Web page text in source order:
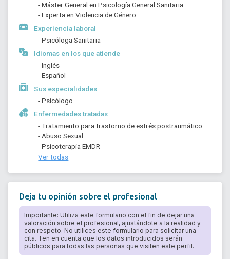
- Máster General en Psicología General Sanitaria
- Experta en Violencia de Género
Experiencia laboral
- Psicóloga Sanitaria
Idiomas en los que atiende
- Inglés
- Español
Sus especialidades
- Psicólogo
Enfermedades tratadas
- Tratamiento para trastorno de estrés postraumático
- Abuso Sexual
- Psicoterapia EMDR
Ver todas
Deja tu opinión sobre el profesional
Importante: Utiliza este formulario con el fin de dejar una
valoración sobre el profesional, ajustándote a la realidad y
con respeto. No utilices este formulario para solicitar una
cita. Ten en cuenta que los datos introducidos serán
públicos para todas las personas que visiten este perfil.